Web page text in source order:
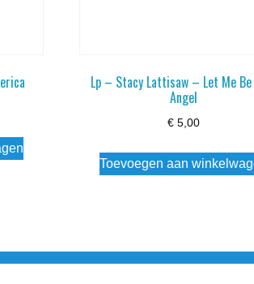
Lp – Stacy Lattisaw – Let Me Be
Angel
€ 5,00
Toevoegen aan